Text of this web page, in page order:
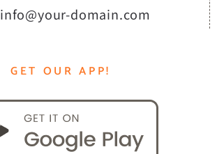
info@your-domain.com
GET OUR APP!